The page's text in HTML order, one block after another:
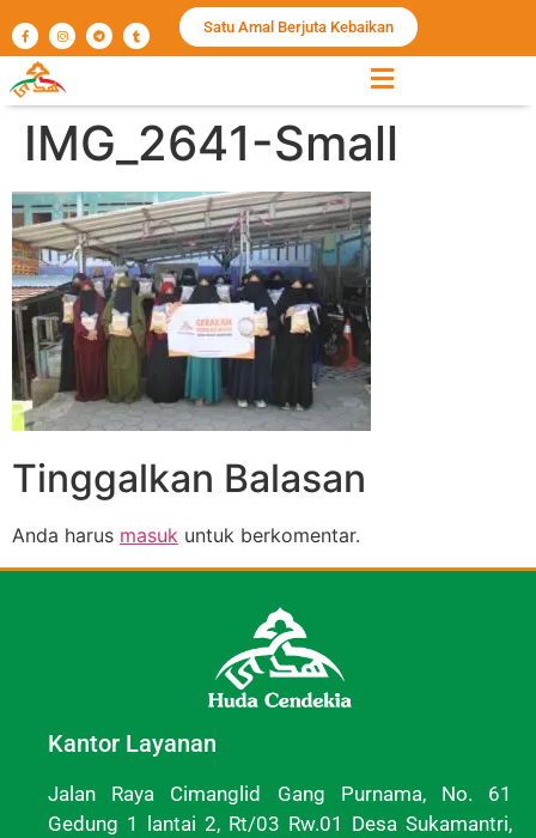
Satu Amal Berjuta Kebaikan
IMG_2641-Small
Tinggalkan Balasan
Anda harus masuk untuk berkomentar.
Kantor Layanan
Jalan Raya Cimanglid Gang Purnama, No. 61
Gedung 1 lantai 2, Rt/03 Rw.01 Desa Sukamantri,